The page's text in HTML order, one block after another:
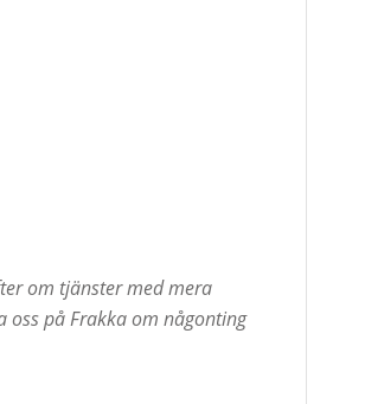
om tjänster med mera
oss på Frakka om någonting